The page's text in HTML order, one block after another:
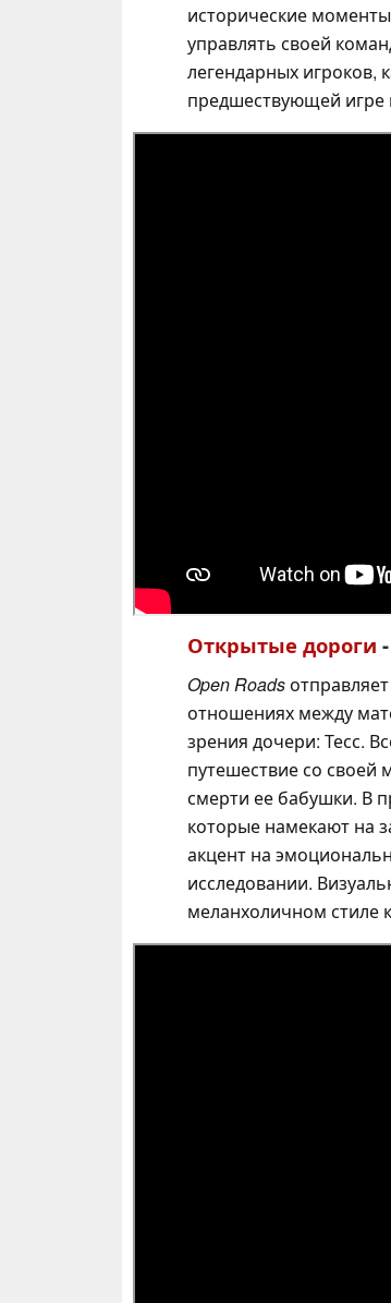
исторические
управлять своей
легендарных игроков,
предшествующей игре
Открытые дороги
Open Roads
отношениях между
зрения дочери: Тесс.
путешествие со
смерти ее бабушки. В
которые намекают на
акцент на
исследовании.
меланхоличном стиле